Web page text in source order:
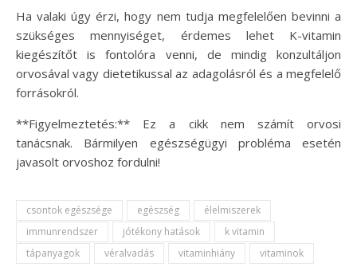
Ha valaki úgy érzi, hogy nem tudja megfelelően bevinni a
szükséges mennyiséget, érdemes lehet K-vitamin
kiegészítőt is fontolóra venni, de mindig konzultáljon
orvosával vagy dietetikussal az adagolásról és a megfelelő
forrásokról.
**Figyelmeztetés:** Ez a cikk nem számít orvosi
tanácsnak. Bármilyen egészségügyi probléma esetén
javasolt orvoshoz fordulni!
csontok egészsége egészség
élelmiszerek
immunrendszer
jótékony hatások
k vitamin
tápanyagok
véralvadás vitaminhiány vitaminok